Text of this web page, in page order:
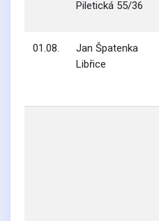
Piletická 55/36
01.08.
Jan Špatenka
Libřice